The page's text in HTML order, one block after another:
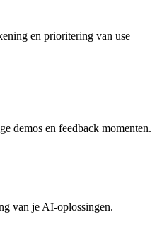
en prioritering van use
demos en feedback momenten.
van je AI-oplossingen.